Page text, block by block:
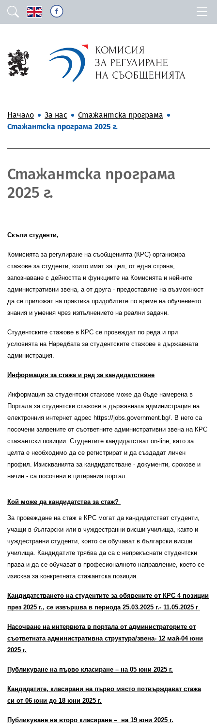
Начало За нас
Стажантска програма
Стажантска програма 2025 г.
Стажантска програма
2025 г.
Скъпи студенти,
Комисията за регулиране на съобщенията (КРС) организира
стажове за студенти, които имат за цел, от една страна,
запознаване с дейността и функциите на Комисията и нейните
административни звена, а от друга - предоставяне на възможност
да се приложат на практика придобитите по време на обучението
знания и умения чрез изпълнението на реални задачи.
Студентските стажове в КРС се провеждат по реда и при
условията на Наредбата за студентските стажове в държавната
администрация.
Информация за стажа и ред за кандидатстване
Информация за студентски стажове може да бъде намерена в
Портала за студентски стажове в държавната администрация на
електронния интернет адрес https://jobs.government.bg/. В него са
посочени заявените от съответните административни звена на КРС
стажантски позиции. Студентите кандидатстват on-line, като за
целта е необходимо да се регистрират и да създадат личен
профил. Изискванията за кандидатстване - документи, срокове и
начин - са посочени в цитирания портал.
Кой може да кандидатства за стаж?
За провеждане на стаж в КРС могат да кандидатстват студенти,
учащи в български или в чуждестранни висши училища, както и
чуждестранни студенти, които се обучават в български висши
училища. Кандидатите трябва да са с непрекъснати студентски
права и да се обучават в професионалното направление, което се
изисква за конкретната стажантска позиция.
Кандидатстването на студентите за обявените от КРС 4 позиции
през 2025 г., се извършва в периода 25.03.2025 г.- 11.05.2025 г
Насочване на интервюта в портала от администраторите от
съответната административна структура/звена- 12 май-04 юни
2025 г.
Публикуване на първо класиране – на 05 юни 2025 г.
Кандидатите, класирани на първо място потвърждават стажа
си от 06 юни до 18 юни 2025 г.
Публикуване на второ класиране – на 19 юни 2025 г.